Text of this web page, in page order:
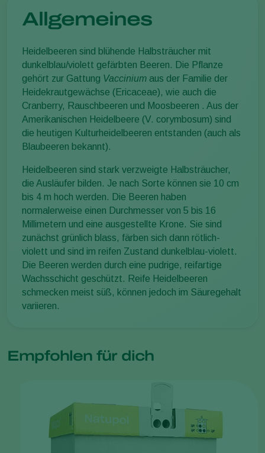
Allgemeines
Heidelbeeren sind blühende Halbsträucher mit
dunkelblau/violett gefärbten Beeren. Die Pflanze
gehört zur Gattung Vaccinium aus der Familie der
Heidekrautgewächse (Ericaceae), wie auch die
Cranberry, Rauschbeeren und Moosbeeren . Aus der
Amerikanischen Heidelbeere (V. corymbosum) sind
die heutigen Kulturheidelbeeren entstanden (auch als
Blaubeeren bekannt).
Heidelbeeren sind stark verzweigte Halbsträucher,
die Ausläufer bilden. Je nach Sorte können sie 10 cm
bis 4 m hoch werden. Die Beeren haben
normalerweise einen Durchmesser von 5 bis 16
Millimetern und eine ausgestellte Krone. Sie sind
zunächst grünlich blass, färben sich dann rötlich-
violett und sind im reifen Zustand dunkelblau-violett.
Die Beeren werden durch eine pudrige, reifartige
Wachsschicht geschützt. Reife Heidelbeeren
schmecken meist süß, können jedoch im Säuregehalt
variieren.
Empfohlen für dich